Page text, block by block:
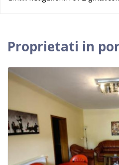
Proprietati in